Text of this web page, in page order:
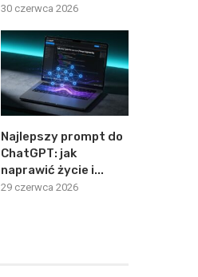
30 czerwca 2026
Najlepszy prompt do
ChatGPT: jak
naprawić życie i...
29 czerwca 2026